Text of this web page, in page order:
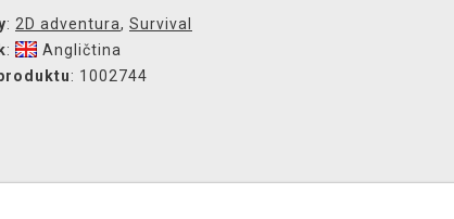
: 2D adventura, Survival
:
Angličtina
: 1002744